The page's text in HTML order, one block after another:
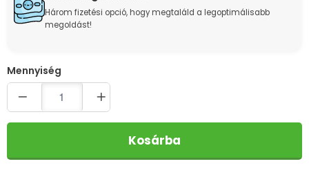
Három fizetési opció, hogy megtaláld a legoptimálisabb
megoldást!
Quantity
Kosárba